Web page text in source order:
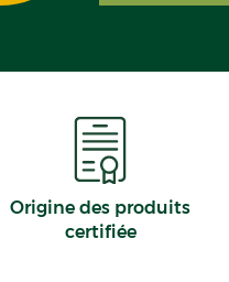
Origine des produits
certifiée